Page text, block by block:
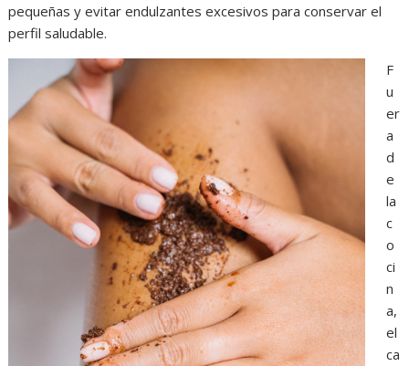
pequeñas y evitar endulzantes excesivos para conservar el
perfil saludable.
F
u
er
a
d
e
la
c
o
ci
n
a,
el
ca